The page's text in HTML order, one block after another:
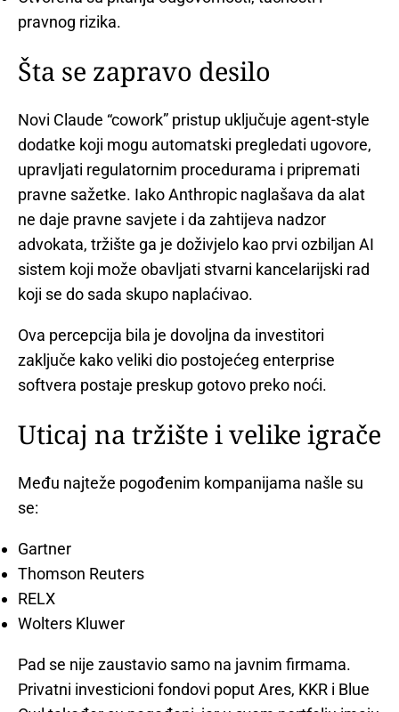
pravnog rizika.
Šta se zapravo desilo
Novi Claude “cowork” pristup uključuje agent-style
dodatke koji mogu automatski pregledati ugovore,
upravljati regulatornim procedurama i pripremati
pravne sažetke. Iako Anthropic naglašava da alat
ne daje pravne savjete i da zahtijeva nadzor
advokata, tržište ga je doživjelo kao prvi ozbiljan AI
sistem koji može obavljati stvarni kancelarijski rad
koji se do sada skupo naplaćivao.
Ova percepcija bila je dovoljna da investitori
zaključe kako veliki dio postojećeg enterprise
softvera postaje preskup gotovo preko noći.
Uticaj na tržište i velike igrače
Među najteže pogođenim kompanijama našle su
se:
Gartner
Thomson Reuters
RELX
Wolters Kluwer
Pad se nije zaustavio samo na javnim firmama.
Privatni investicioni fondovi poput Ares, KKR i Blue